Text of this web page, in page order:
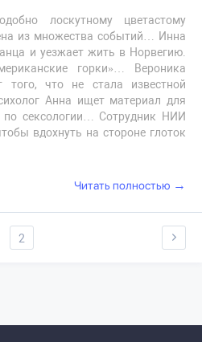
лоскутному цветастому
из множества событий… Инна
и уезжает жить в Норвегию.
горки»… Вероника
того, что не стала известной
Анна ищет материал для
сексологии… Сотрудник НИИ
вдохнуть на стороне глоток
Читать полностью →
2